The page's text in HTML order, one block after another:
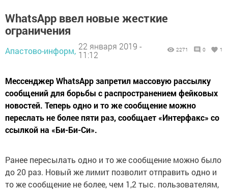
WhatsApp ввел новые жесткие
ограничения
Апастово-информ, 22 января 2019 -
11:12
2271 0 1
Мессенджер WhatsApp запретил массовую рассылку
сообщений для борьбы с распространением фейковых
новостей. Теперь одно и то же сообщение можно
переслать не более пяти раз, сообщает «Интерфакс» со
ссылкой на «Би-Би-Си».
Ранее пересылать одно и то же сообщение можно было
до 20 раз. Новый же лимит позволит отправить одно и
то же сообщение не более, чем 1,2 тыс. пользователям,